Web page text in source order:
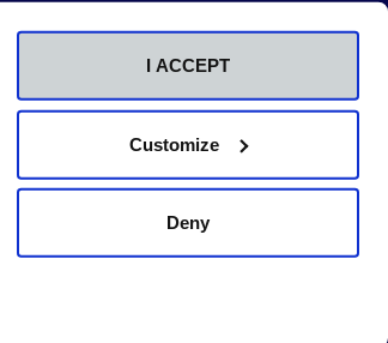
I ACCEPT
Customize
Deny
Centros adscritos
RCU María Cristina
Comunicación